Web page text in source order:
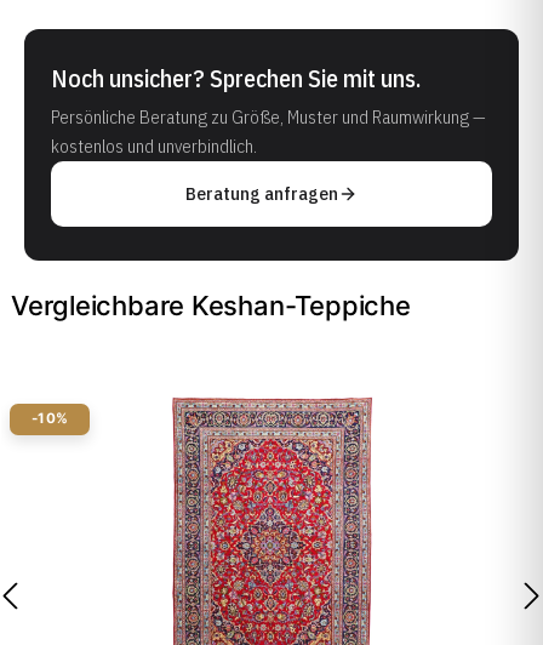
Noch unsicher? Sprechen Sie mit uns.
Persönliche Beratung zu Größe, Muster und Raumwirkung —
kostenlos und unverbindlich.
Beratung anfragen
Vergleichbare Keshan-Teppiche
-10%